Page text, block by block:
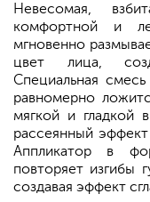
Невесомая,
комфортной и
мгновенно
цвет лица,
Специальная
равномерно
мягкой и гладкой
рассеянный
Аппликатор в
повторяет изгибы
создавая эффект